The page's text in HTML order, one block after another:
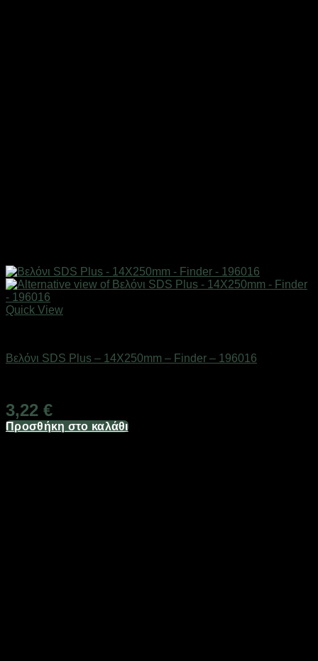
Quick View
Βελόνι SDS Plus – 14X250mm – Finder – 196016
3,22 €
Προσθήκη στο καλάθι